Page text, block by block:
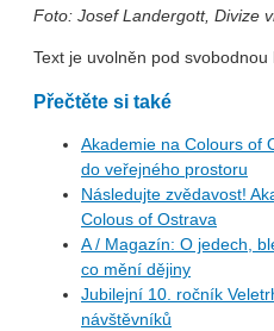
Foto: Josef Landergott, Divize
Text je uvolněn pod
Přečtěte si také
Akademie na Colours of
do veřejného prostoru
Následujte zvědavost!
Colous of Ostrava
A / Magazín: O jedech,
co mění dějiny
Jubilejní 10. ročník
návštěvníků